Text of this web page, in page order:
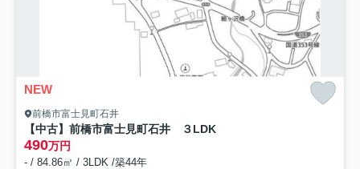
NEW
前橋市富士見町石井
【中古】前橋市富士見町石井 ３LDK
490万円
- / 84.86㎡ / 3LDK /築44年